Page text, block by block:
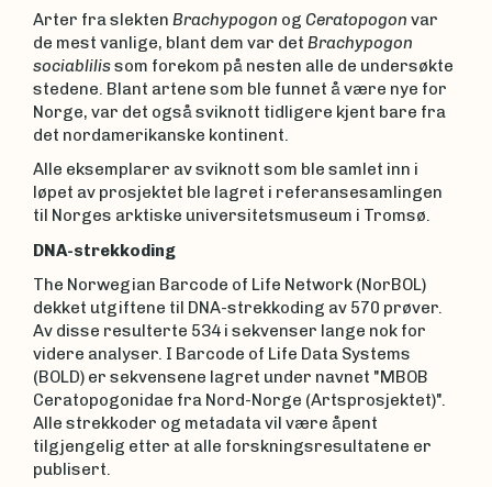
Arter fra slekten Brachypogon og Ceratopogon var
de mest vanlige, blant dem var det Brachypogon
sociablilissom forekom på nesten alle de undersøkte
stedene. Blant artene som ble funnet å være nye for
Norge, var det også sviknott tidligere kjent bare fra
det nordamerikanske kontinent.
Alle eksemplarer av sviknott som ble samlet inn i
løpet av prosjektet ble lagret i referansesamlingen
til Norges arktiske universitetsmuseum i Tromsø.
DNA-strekkoding
The Norwegian Barcode of Life Network (NorBOL)
dekket utgiftene til DNA-strekkoding av 570 prøver.
Av disse resulterte 534 i sekvenser lange nok for
videre analyser. I Barcode of Life Data Systems
(BOLD) er sekvensene lagret under navnet "MBOB
Ceratopogonidae fra Nord-Norge (Artsprosjektet)".
Alle strekkoder og metadata vil være åpent
tilgjengelig etter at alle forskningsresultatene er
publisert.